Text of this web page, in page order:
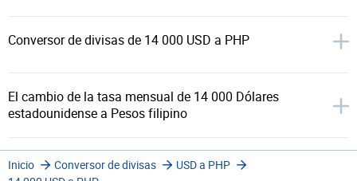
Conversor de divisas de 14 000 USD a PHP
El cambio de la tasa mensual de 14 000 Dólares
estadounidense a Pesos filipino
Inicio Conversor de divisas
USD a PHP